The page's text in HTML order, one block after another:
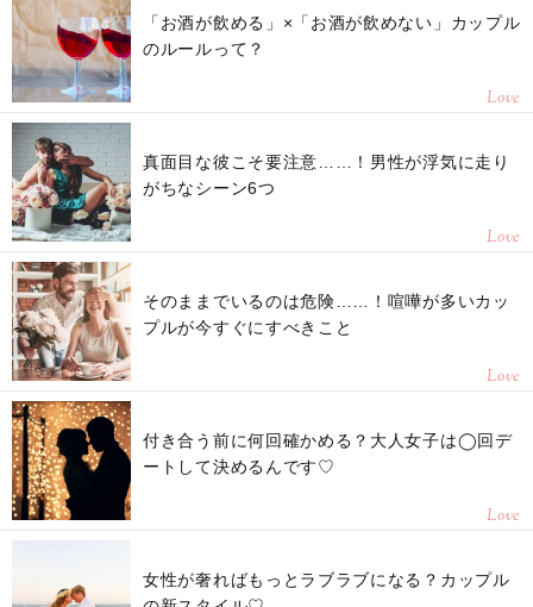
「お酒が飲める」×「お酒が飲めない」カップル
のルールって？
Love
真面目な彼こそ要注意……！男性が浮気に走り
がちなシーン6つ
Love
そのままでいるのは危険……！喧嘩が多いカッ
プルが今すぐにすべきこと
Love
付き合う前に何回確かめる？大人女子は◯回デ
ートして決めるんです♡
Love
女性が奢ればもっとラブラブになる？カップル